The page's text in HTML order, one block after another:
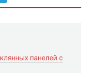
панелей с